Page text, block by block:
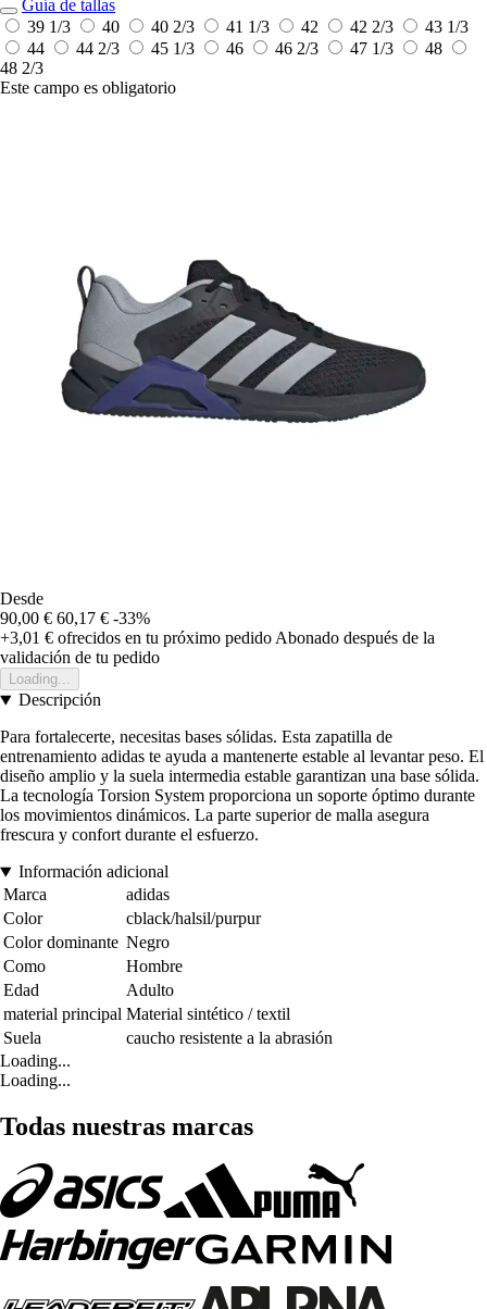
Guía de tallas
39 1/3
40 40 2/3 41 1/3 42 42 2/3
43 1/3
44
44 2/3 45 1/3 46 46 2/3 47 1/3
48
48 2/3
Este campo es obligatorio
Desde
90,00 € 60,17 € -33%
+3,01 € ofrecidos en tu próximo pedidoAbonado después de la
validación de tu pedido
Loading...
Descripción
Para fortalecerte, necesitas bases sólidas. Esta zapatilla de
entrenamiento adidas te ayuda a mantenerte estable al levantar peso. El
diseño amplio y la suela intermedia estable garantizan una base sólida.
La tecnología Torsion System proporciona un soporte óptimo durante
los movimientos dinámicos. La parte superior de malla asegura
frescura y confort durante el esfuerzo.
Información adicional
Marca
adidas
Color
cblack/halsil/purpur
Color dominante Negro
Como
Hombre
Edad
Adulto
material principal Material sintético / textil
Suela
caucho resistente a la abrasión
Loading...
Loading...
Todas nuestras marcas